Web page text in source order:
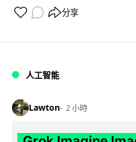
分享
人工智能
Lawton 2 小時